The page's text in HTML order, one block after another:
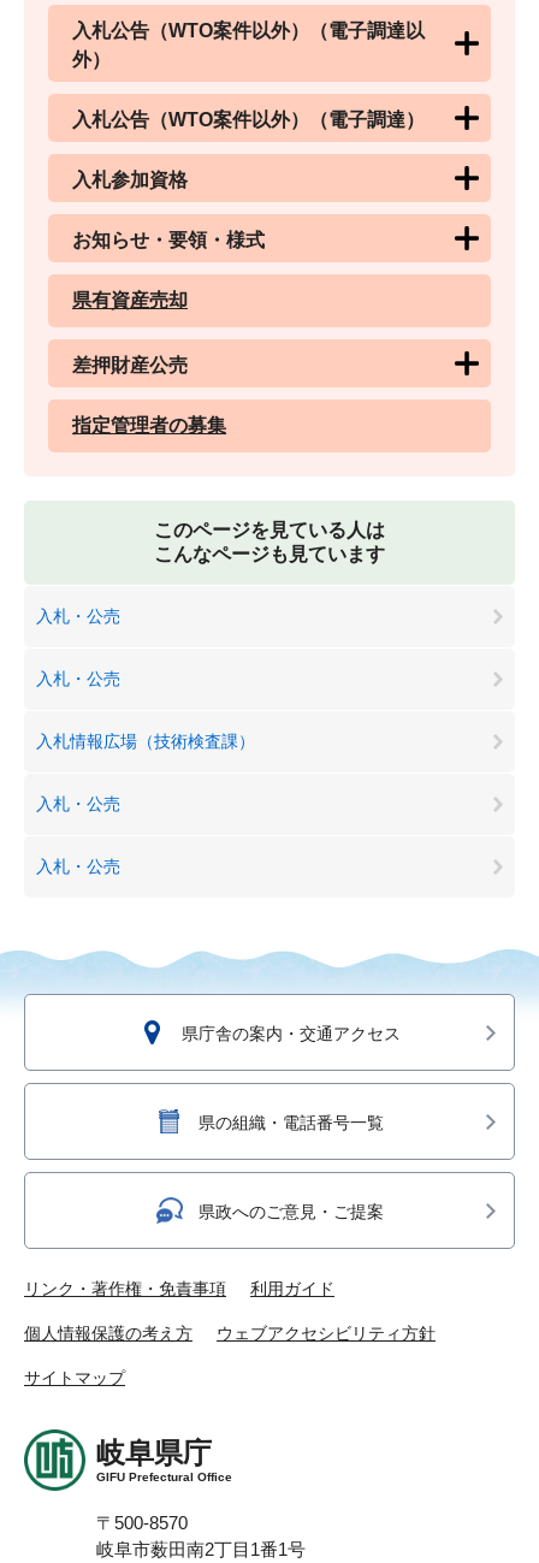
入札公告（WTO案件以外）（電子調達以
外）
入札公告（WTO案件以外）（電子調達）
入札参加資格
お知らせ・要領・様式
県有資産売却
差押財産公売
指定管理者の募集
このページを見ている人は
こんなページも見ています
入札・公売
入札・公売
入札情報広場（技術検査課）
入札・公売
入札・公売
県庁舎の案内・交通アクセス
県の組織・電話番号一覧
県政へのご意見・ご提案
リンク・著作権・免責事項 利用ガイド
個人情報保護の考え方 ウェブアクセシビリティ方針
サイトマップ
岐阜県庁
GIFU Prefectural Office
〒500-8570
岐阜市薮田南2丁目1番1号